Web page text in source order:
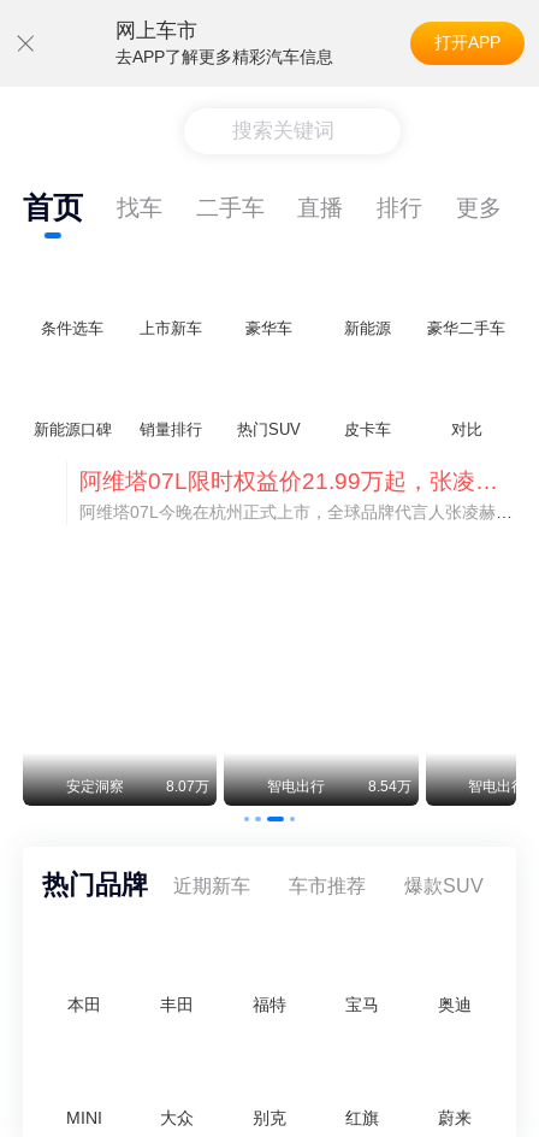
网上车市
去APP了解更多精彩汽车信息
打开APP
搜索关键词
首页 找车 二手车 直播 排行 更多
条件选车 上市新车 豪华车 新能源 豪华二手车
新能源口碑 销量排行 热门SUV 皮卡车 对比
阿维塔07L限时权益价21.99万起，张凌赫成首位车主
阿维塔07L今晚在杭州正式上市，全球品牌代言人张凌赫现场提车，成为这台车的第一位主人。三个版本：Elite纯电版22.99万，Max+后驱纯电版24.99万，Ultra三电机四驱版27.99万。
安定洞察 8.07万 智电出行 8.54万 智电出行
热门品牌 近期新车 车市推荐 爆款SUV
本田 丰田 福特 宝马 奥迪
MINI 大众 别克 红旗 蔚来